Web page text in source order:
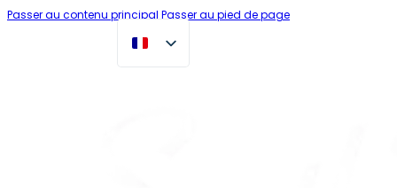
Passer au contenu principal Passer au pied de page